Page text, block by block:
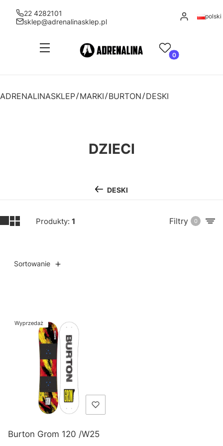
22 4282101
sklep@adrenalinasklep.pl
Zaloguj się
polski
Menu Ulubione
Produkty w
Koszyk
ADRENALINASKLEP MARKI BURTON DESKI
DZIECI
DESKI
Produkty: 1 Filtry 0
Sortowanie
Lista produktów
Wyprzedaż
Burton Grom 120 /W25